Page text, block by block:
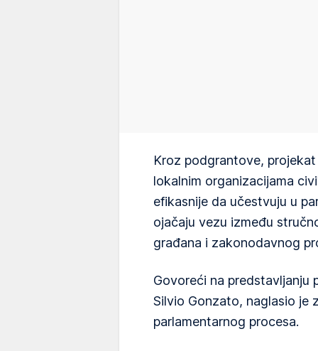
Kroz podgrantove,
lokalnim organizacijama
efikasnije da učestvuju u
ojačaju vezu između
građana i zakonodavnog
Govoreći na predstavljanju
Silvio Gonzato, naglasio je
parlamentarnog procesa.